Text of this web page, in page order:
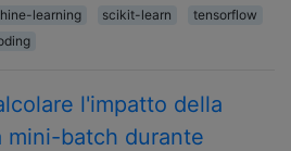
learning scikit-learn
tensorflow
l'impatto della
mini-batch durante